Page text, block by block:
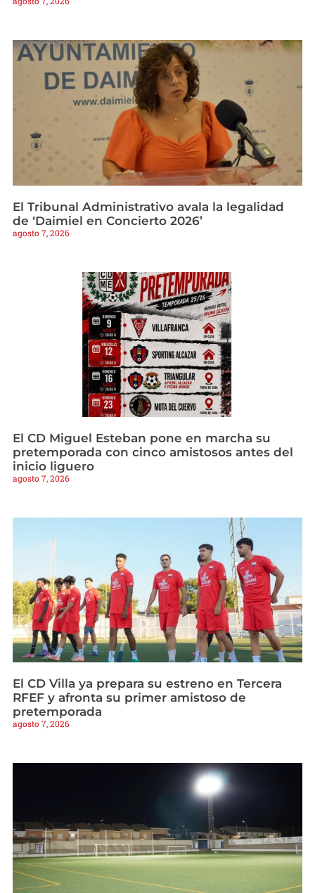
El Tribunal Administrativo avala la legalidad
de ‘Daimiel en Concierto 2026’
agosto 7, 2026
El CD Miguel Esteban pone en marcha su
pretemporada con cinco amistosos antes del
inicio liguero
agosto 7, 2026
El CD Villa ya prepara su estreno en Tercera
RFEF y afronta su primer amistoso de
pretemporada
agosto 7, 2026